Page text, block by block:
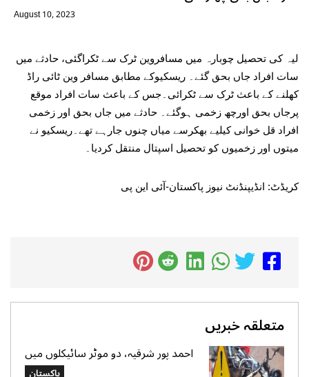
August 10, 2023
لیہ کی تحصیل چوبارہ میں مسافروین ٹرک سے ٹکراگئی، حادثے میں
سات افراد جاں بحق گئے۔ ریسکیوکے مطابق مسافر وین ٹائی راڈ
کھلنے کے باعث ٹرک سے ٹکرائی۔جس کے باعث سات افراد موقع
پرجاں بحق اورچھ زخمی ہوگئے۔ حادثے میں جاں بحق اور زخمی
افراد قل خوانی کیلیے بھکرسے میاں چنوں جارہے تھے۔ریسکیو نے
میتوں اور زخمیوں کو تحصیل اسپتال منتقل کردیا۔
کریڈٹ: انڈیپنڈنٹ نیوز پاکستان-آئی این پی
متعلقہ خبریں
احمد پور شرقیہ، دو موٹر سائیکلوں میں